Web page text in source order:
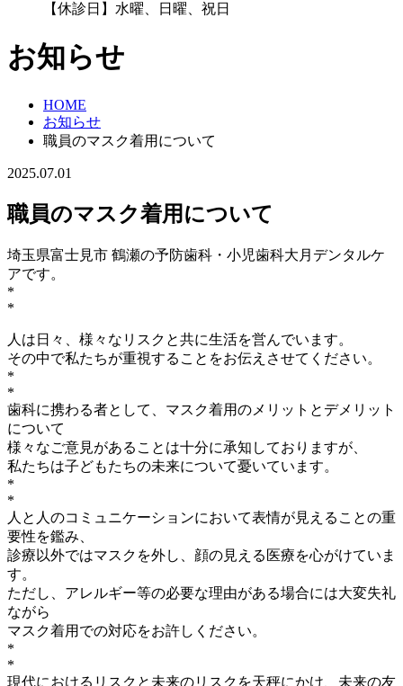
【休診日】水曜、日曜、祝日
お知らせ
HOME
お知らせ
職員のマスク着用について
2025.07.01
職員のマスク着用について
埼玉県富士見市 鶴瀬の予防歯科・小児歯科大月デンタルケ
アです。
*
*
人は日々、様々なリスクと共に生活を営んでいます。
その中で私たちが重視することをお伝えさせてください。
*
*
歯科に携わる者として、マスク着用のメリットとデメリット
について
様々なご意見があることは十分に承知しておりますが、
私たちは子どもたちの未来について憂いています。
*
*
人と人のコミュニケーションにおいて表情が見えることの重
要性を鑑み、
診療以外ではマスクを外し、顔の見える医療を心がけていま
す。
ただし、アレルギー等の必要な理由がある場合には大変失礼
ながら
マスク着用での対応をお許しください。
*
*
現代におけるリスクと未来のリスクを天秤にかけ、未来の友